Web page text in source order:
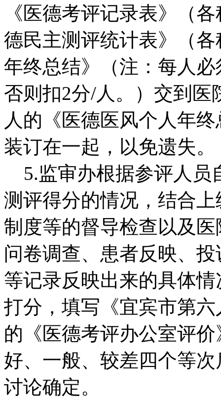
《医德考评记录表》（
德民主测评统计表》（
年终总结》（注：每人
否则扣2分/人。）交到
人的《医德医风个人年
装订在一起，以免遗失。
5.监审办根据参评人员
测评得分的情况，结合
制度等的督导检查以及
问卷调查、患者反映、
等记录反映出来的具体
打分，填写《宜宾市第
的《医德考评办公室评
好、一般、较差四个等
讨论确定。